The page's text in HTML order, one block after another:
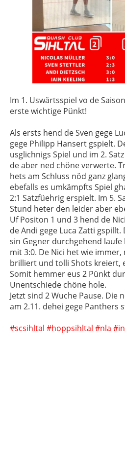
Im 1. Uswärtsspiel vo de
erste wichtige Pünkt!
Als ersts hend de Sven gege
gege Philipp Hansert gspielt.
usglichnigs Spiel und im 2.
de aber ned chöne verwerte.
hets am Schluss nöd ganz
ebefalls es umkämpfts Spiel
2:1 Satzfüehrig erspielt. Im 5.
Stund heter den leider aber
Uf Positon 1 und 3 hend de
de Andi gege Luca Zatti
sin Gegner durchgehend
mit 3:0. De Nici het wie
brilliert und tolli Shots kreiert,
Somit hemmer eus 2 Pünkt
Unentschiede chöne hole.
Jetzt sind 2 Wuche Pause. Die
am 2.11. dehei gege Panthers
#scsihltal #hoppsihltal #nla